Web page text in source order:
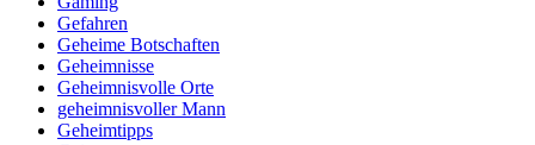
Gefahren
Geheime Botschaften
Geheimnisse
Geheimnisvolle Orte
geheimnisvoller Mann
Geheimtipps